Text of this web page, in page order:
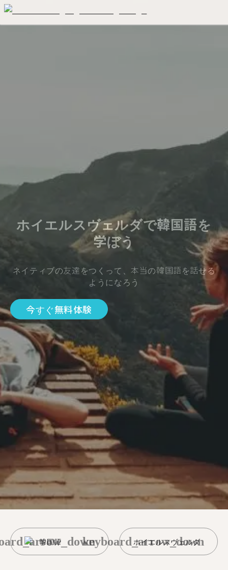
ホイエルスヴェルダで韓国語を
学ぼう
ネイティブの友達をつくって、本当の韓国語を話せる
ようになろう
今すぐ無料体験
韓国語 ホイエルスヴェルダ
keyboard_arrow_down